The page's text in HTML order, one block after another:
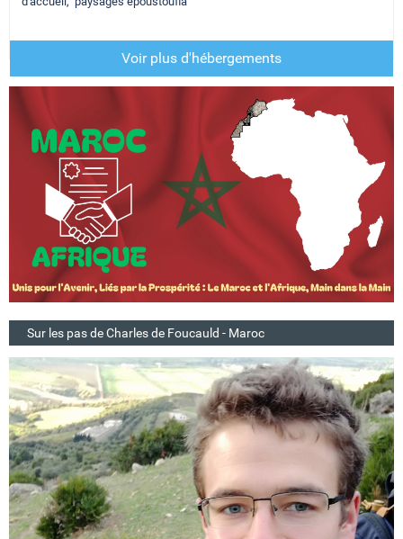
Voir plus d'hébergements
Sur les pas de Charles de Foucauld - Maroc